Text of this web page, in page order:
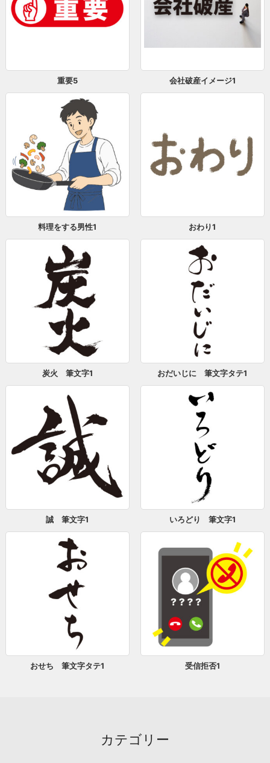
重要5 会社破産イメージ1
料理をする男性1 おわり1
炭火 筆文字1 おだいじに 筆文字タテ1
誠 筆文字1 いろどり 筆文字1
おせち 筆文字タテ1 受信拒否1
カテゴリー